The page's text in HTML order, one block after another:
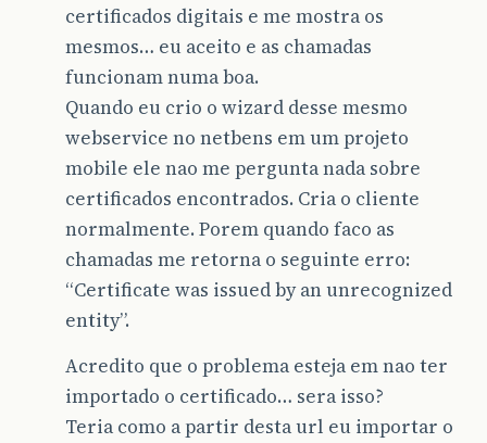
certificados digitais e me mostra os
mesmos… eu aceito e as chamadas
funcionam numa boa.
Quando eu crio o wizard desse mesmo
webservice no netbens em um projeto
mobile ele nao me pergunta nada sobre
certificados encontrados. Cria o cliente
normalmente. Porem quando faco as
chamadas me retorna o seguinte erro:
“Certificate was issued by an unrecognized
entity”.
Acredito que o problema esteja em nao ter
importado o certificado… sera isso?
Teria como a partir desta url eu importar o